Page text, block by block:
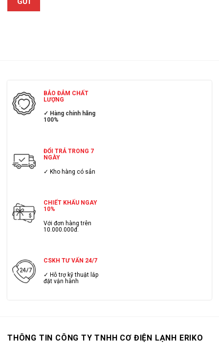
BẢO ĐẢM CHẤT
LƯỢNG
✓ Hàng chính hãng
100%
ĐỔI TRẢ TRONG 7
NGÀY
✓ Kho hàng có sẳn
CHIẾT KHẤU NGAY
10%
Với đơn hàng trên
10.000.000đ.
CSKH TƯ VẤN 24/7
✓ Hỗ trợ kỹ thuật lắp
đặt vận hành
THÔNG TIN CÔNG TY TNHH CƠ ĐIỆN LẠNH ERIKO